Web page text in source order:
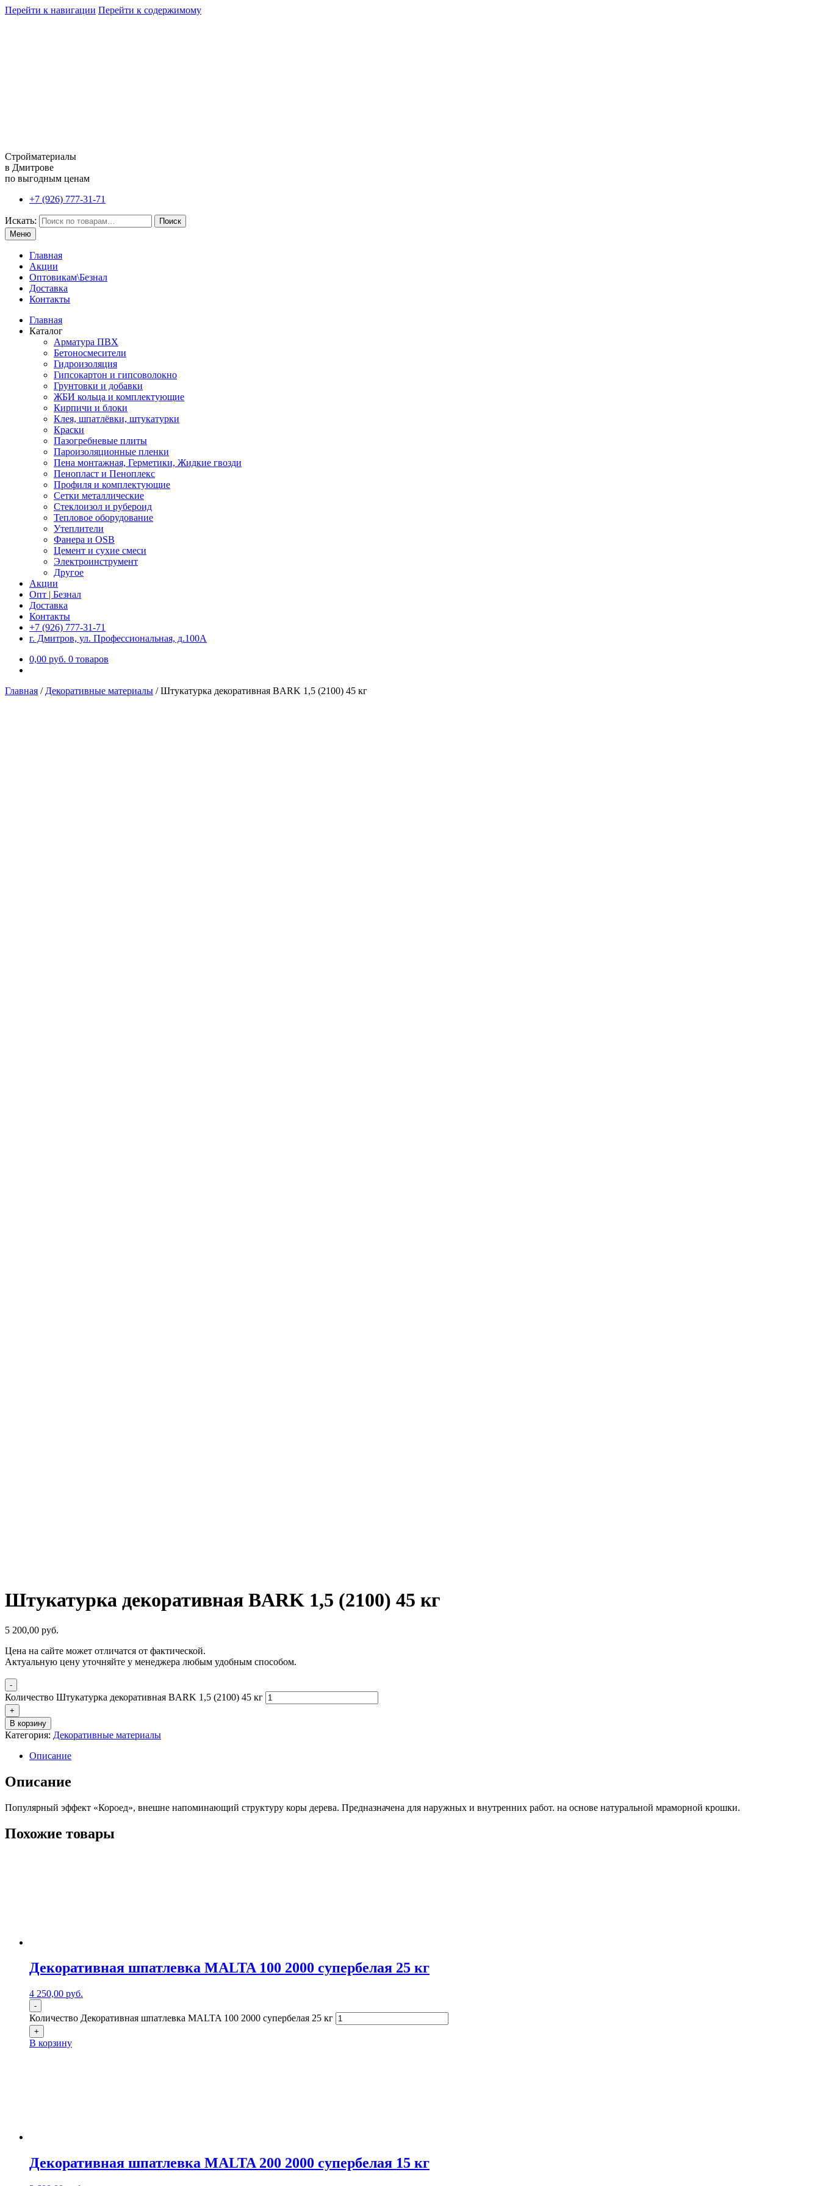
Перейти к навигации Перейти к содержимому
Стройматериалы
в Дмитрове
по выгодным ценам
+7 (926) 777-31-71
Искать:
Поиск
Меню
Главная
Акции
Оптовикам\Безнал
Доставка
Контакты
Главная
Каталог
Арматура ПВХ
Бетоносмесители
Гидроизоляция
Гипсокартон и гипсоволокно
Грунтовки и добавки
ЖБИ кольца и комплектующие
Кирпичи и блоки
Клея, шпатлёвки, штукатурки
Краски
Пазогребневые плиты
Пароизоляционные пленки
Пена монтажная, Герметики, Жидкие гвозди
Пенопласт и Пеноплекс
Профиля и комплектующие
Сетки металлические
Стеклоизол и рубероид
Тепловое оборудование
Утеплители
Фанера и OSB
Цемент и сухие смеси
Электроинструмент
Другое
Акции
Опт | Безнал
Доставка
Контакты
+7 (926) 777-31-71
г. Дмитров, ул. Профессиональная, д.100А
0,00 руб. 0 товаров
Главная / Декоративные материалы /Штукатурка декоративная BARK 1,5 (2100) 45 кг
Штукатурка декоративная BARK 1,5 (2100) 45 кг
5 200,00 руб.
Цена на сайте может отличатся от фактической.
Актуальную цену уточняйте у менеджера любым удобным способом.
-
Количество Штукатурка декоративная BARK 1,5 (2100) 45 кг
+
В корзину
Категория: Декоративные материалы
Описание
Описание
Популярный эффект «Короед», внешне напоминающий структуру коры дерева. Предназначена для наружных и внутренних работ. на основе натуральной мраморной крошки.
Похожие товары
Декоративная шпатлевка MALTA 100 2000 супербелая 25 кг
4 250,00 руб.
-
Количество Декоративная шпатлевка MALTA 100 2000 супербелая 25 кг
+
В корзину
Декоративная шпатлевка MALTA 200 2000 супербелая 15 кг